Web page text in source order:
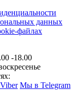
данных
файлах
-18.00
Мы в Telegram